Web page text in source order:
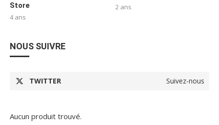
Store
4 ans
2 ans
NOUS SUIVRE
TWITTER Suivez-nous
Aucun produit trouvé.